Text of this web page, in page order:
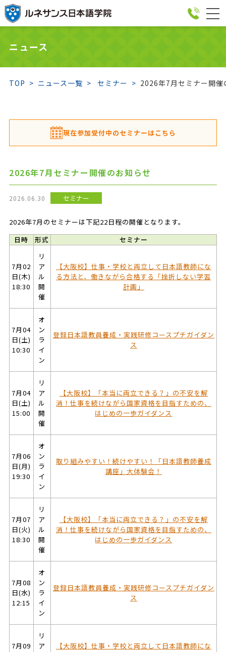
ニュース
TOP ニュース一覧 セミナー 2026年7月セミナー開催
現在参加受付中のセミナーはこちら
2026年7月セミナー開催のお知らせ
2026.06.30 セミナー
2026年7月のセミナーは下記22日程の開催となります。
日時
形式 セミナー
7月02
日(木)
18:30
リ
ア
ル
開
催
【大阪校】仕事・学校と両立して日本語教師にな
る方法と、働きながら合格する「挫折しない学習
計画」
7月04
日(土)
10:30
オ
ン
ラ
イ
ン
登録日本語教員養成・実践研修コースプチガイダン
ス
7月04
日(土)
15:00
リ
ア
ル
開
催
【大阪校】「本当に両立できる？」の不安を解
消！仕事を続けながら国家資格を目指すための、
はじめの一歩ガイダンス
7月06
日(月)
19:30
オ
ン
ラ
イ
ン
取り組みやすい！続けやすい！「日本語教師養成
講座」大体験会！
7月07
日(火)
18:30
リ
ア
ル
開
催
【大阪校】「本当に両立できる？」の不安を解
消！仕事を続けながら国家資格を目指すための、
はじめの一歩ガイダンス
7月08
日(水)
12:15
オ
ン
ラ
イ
ン
登録日本語教員養成・実践研修コースプチガイダン
ス
7月09
リ
ア
【大阪校】仕事・学校と両立して日本語教師にな